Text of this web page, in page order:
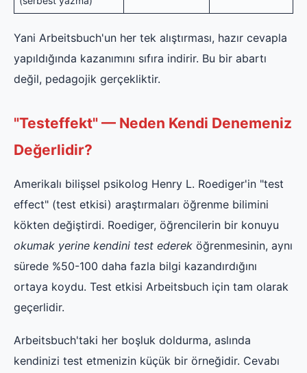
Yani Arbeitsbuch'un her tek alıştırması, hazır cevapla
yapıldığında kazanımını sıfıra indirir. Bu bir abartı
değil, pedagojik gerçekliktir.
"Testeffekt" — Neden Kendi Denemeniz
Değerlidir?
Amerikalı bilişsel psikolog Henry L. Roediger'in "test
effect" (test etkisi) araştırmaları öğrenme bilimini
kökten değiştirdi. Roediger, öğrencilerin bir konuyu
okumak yerine kendini test ederek öğrenmesinin, aynı
sürede %50-100 daha fazla bilgi kazandırdığını
ortaya koydu. Test etkisi Arbeitsbuch için tam olarak
geçerlidir.
Arbeitsbuch'taki her boşluk doldurma, aslında
kendinizi test etmenizin küçük bir örneğidir. Cevabı